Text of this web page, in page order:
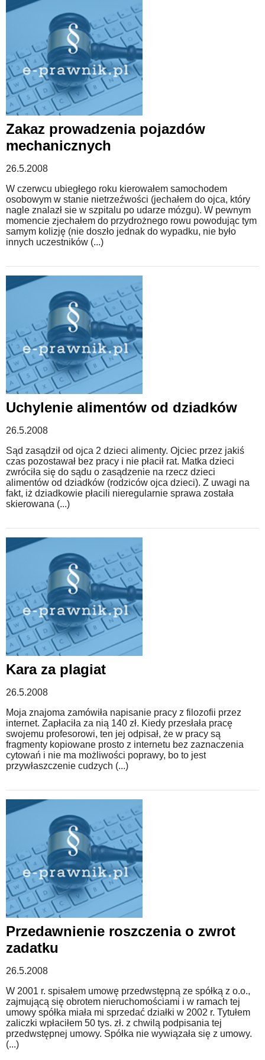
Zakaz prowadzenia pojazdów
mechanicznych
26.5.2008
W czerwcu ubiegłego roku kierowałem samochodem
osobowym w stanie nietrzeźwości (jechałem do ojca, który
nagle znalazł sie w szpitalu po udarze mózgu). W pewnym
momencie zjechałem do przydrożnego rowu powodując tym
samym kolizję (nie doszło jednak do wypadku, nie było
innych uczestników (...)
Uchylenie alimentów od dziadków
26.5.2008
Sąd zasądził od ojca 2 dzieci alimenty. Ojciec przez jakiś
czas pozostawał bez pracy i nie płacił rat. Matka dzieci
zwróciła się do sądu o zasądzenie na rzecz dzieci
alimentów od dziadków (rodziców ojca dzieci). Z uwagi na
fakt, iż dziadkowie płacili nieregularnie sprawa została
skierowana (...)
Kara za plagiat
26.5.2008
Moja znajoma zamówiła napisanie pracy z filozofii przez
internet. Zapłaciła za nią 140 zł. Kiedy przesłała pracę
swojemu profesorowi, ten jej odpisał, że w pracy są
fragmenty kopiowane prosto z internetu bez zaznaczenia
cytowań i nie ma możliwości poprawy, bo to jest
przywłaszczenie cudzych (...)
Przedawnienie roszczenia o zwrot
zadatku
26.5.2008
W 2001 r. spisałem umowę przedwstępną ze spółką z o.o.,
zajmującą się obrotem nieruchomościami i w ramach tej
umowy spółka miała mi sprzedać działki w 2002 r. Tytułem
zaliczki wpłaciłem 50 tys. zł. z chwilą podpisania tej
przedwstępnej umowy. Spółka nie wywiązała się z umowy.
(...)